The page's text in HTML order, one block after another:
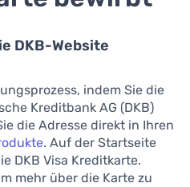
DKB-Website
indem Sie die
Kreditbank AG (DKB)
die Adresse direkt in Ihren
. Auf der Startseite
DKB Visa Kreditkarte.
mehr über die Karte zu